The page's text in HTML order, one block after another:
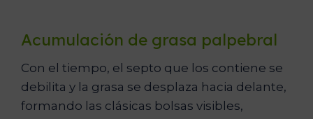
Acumulación de grasa palpebral
Con el tiempo, el septo que los contiene se
debilita y la grasa se desplaza hacia delante,
formando las clásicas bolsas visibles,